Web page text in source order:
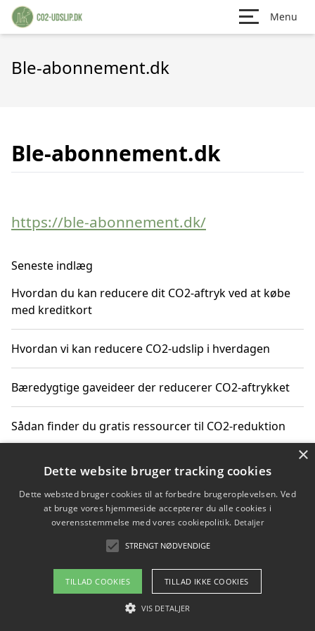
Menu
Ble-abonnement.dk
Ble-abonnement.dk
https://ble-abonnement.dk/
Seneste indlæg
Hvordan du kan reducere dit CO2-aftryk ved at købe
med kreditkort
Hvordan vi kan reducere CO2-udslip i hverdagen
Bæredygtige gaveideer der reducerer CO2-aftrykket
Sådan finder du gratis ressourcer til CO2-reduktion
Hvordan gadgets til hjemmet kan reducere CO2-udslip
Copyright 2026 - Pilanto Aps
Om / kontakt
Blog Betingelser
×
Dette website bruger tracking cookies
Dette websted bruger cookies til at forbedre brugeroplevelsen. Ved
at bruge vores hjemmeside accepterer du alle cookies i
overensstemmelse med vores cookiepolitik. Detaljer
STRENGT NØDVENDIGE
TILLAD COOKIES TILLAD IKKE COOKIES
VIS DETALJER